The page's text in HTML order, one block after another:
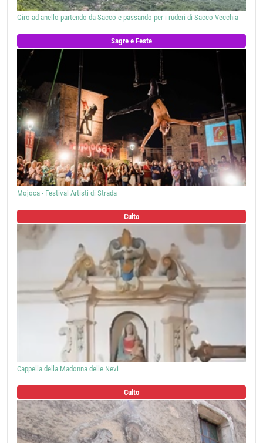
Giro ad anello partendo da Sacco e passando per i ruderi di Sacco Vecchia
Sagre e Feste
Mojoca - Festival Artisti di Strada
Culto
Cappella della Madonna delle Nevi
Culto